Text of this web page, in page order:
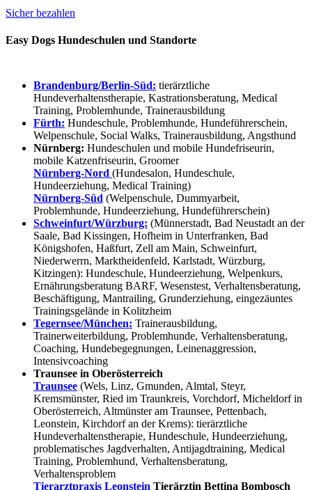
Sicher bezahlen
Easy Dogs Hundeschulen und Standorte
Brandenburg/Berlin-Süd: tierärztliche
Hundeverhaltenstherapie, Kastrationsberatung, Medical
Training, Problemhunde, Trainerausbildung
Fürth: Hundeschule, Problemhunde, Hundeführerschein,
Welpenschule, Social Walks, Trainerausbildung, Angsthund
Nürnberg: Hundeschulen und mobile Hundefriseurin,
mobile Katzenfriseurin, Groomer
Nürnberg-Nord (Hundesalon, Hundeschule,
Hundeerziehung, Medical Training)
Nürnberg-Süd (Welpenschule, Dummyarbeit,
Problemhunde, Hundeerziehung, Hundeführerschein)
Schweinfurt/Würzburg: (Münnerstadt, Bad Neustadt an der
Saale, Bad Kissingen, Hofheim in Unterfranken, Bad
Königshofen, Haßfurt, Zell am Main, Schweinfurt,
Niederwerrn, Marktheidenfeld, Karlstadt, Würzburg,
Kitzingen): Hundeschule, Hundeerziehung, Welpenkurs,
Ernährungsberatung BARF, Wesenstest, Verhaltensberatung,
Beschäftigung, Mantrailing, Grunderziehung, eingezäuntes
Trainingsgelände in Kolitzheim
Tegernsee/München: Trainerausbildung,
Trainerweiterbildung, Problemhunde, Verhaltensberatung,
Coaching, Hundebegegnungen, Leinenaggression,
Intensivcoaching
Traunsee in Oberösterreich
Traunsee (Wels, Linz, Gmunden, Almtal, Steyr,
Kremsmünster, Ried im Traunkreis, Vorchdorf, Micheldorf in
Oberösterreich, Altmünster am Traunsee, Pettenbach,
Leonstein, Kirchdorf an der Krems): tierärztliche
Hundeverhaltenstherapie, Hundeschule, Hundeerziehung,
problematisches Jagdverhalten, Antijagdtraining, Medical
Training, Problemhund, Verhaltensberatung,
Verhaltensproblem
Tierarztpraxis Leonstein Tierärztin Bettina Bombosch